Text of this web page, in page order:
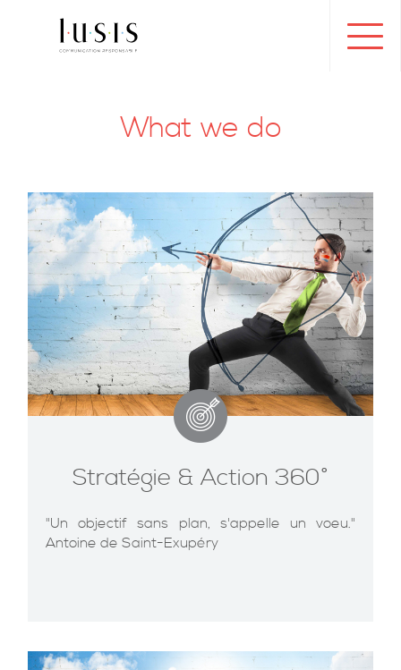
What we do
Stratégie & Action 360°
"Un objectif sans plan, s'appelle un voeu."
Antoine de Saint-Exupéry